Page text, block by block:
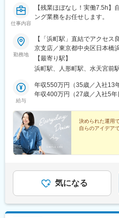
仕事内容
【残業ほぼなし！実働7.5h】
ング業務をお任せします。
勤務地
【「浜町駅」直結でアクセ
京支店／東京都中央区日本橋
「浜町駅」直結＼通勤もラン
勤ラクラク！周囲には飲食店
【最寄り駅】
浜町駅、人形町駅、水天宮前
給与
年収550万円（35歳／入社13年
年収400万円（27歳／入社5年
決められた運用
自らのアイデア
気になる